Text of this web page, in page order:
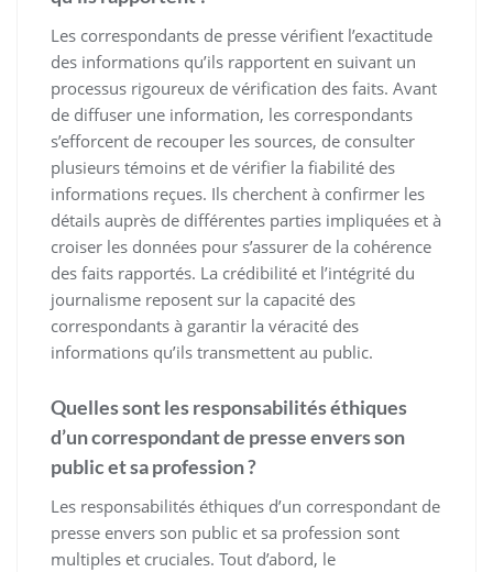
Les correspondants de presse vérifient l’exactitude
des informations qu’ils rapportent en suivant un
processus rigoureux de vérification des faits. Avant
de diffuser une information, les correspondants
s’efforcent de recouper les sources, de consulter
plusieurs témoins et de vérifier la fiabilité des
informations reçues. Ils cherchent à confirmer les
détails auprès de différentes parties impliquées et à
croiser les données pour s’assurer de la cohérence
des faits rapportés. La crédibilité et l’intégrité du
journalisme reposent sur la capacité des
correspondants à garantir la véracité des
informations qu’ils transmettent au public.
Quelles sont les responsabilités éthiques
d’un correspondant de presse envers son
public et sa profession ?
Les responsabilités éthiques d’un correspondant de
presse envers son public et sa profession sont
multiples et cruciales. Tout d’abord, le